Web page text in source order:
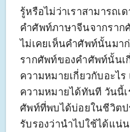
รู้หรือไม่ว่าเราสามารถเ
คำศัพท์ภาษาจีนจากราก
ไม่เคยเห็นคำศัพท์นั้นมา
รากศัพท์ของคำศัพท์นั้นเ
ความหมายเกี่ยวกับอะไร
ความหมายได้ทันที วันนี้เ
ศัพท์ที่พบได้บ่อยในชีวิตป
รับรองว่านำไปใช้ได้แน่